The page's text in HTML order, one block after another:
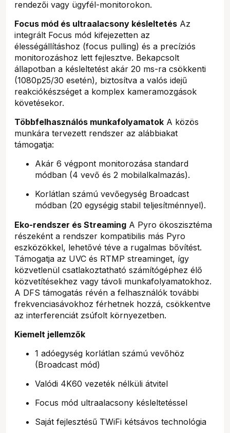
rendezői vagy ügyfél-monitorokon.
Focus mód és ultraalacsony késleltetés Az
integrált Focus mód kifejezetten az
élességállításhoz (focus pulling) és a precíziós
monitorozáshoz lett fejlesztve. Bekapcsolt
állapotban a késleltetést akár 20 ms-ra csökkenti
(1080p25/30 esetén), biztosítva a valós idejű
reakciókészséget a komplex kameramozgások
követésekor.
Többfelhasználós munkafolyamatok A közös
munkára tervezett rendszer az alábbiakat
támogatja:
Akár 6 végpont monitorozása standard
módban (4 vevő és 2 mobilalkalmazás).
Korlátlan számú vevőegység Broadcast
módban (20 egységig stabil teljesítménnyel).
Eko-rendszer és Streaming A Pyro ökoszisztéma
részeként a rendszer kompatibilis más Pyro
eszközökkel, lehetővé téve a rugalmas bővítést.
Támogatja az UVC és RTMP streaminget, így
közvetlenül csatlakoztatható számítógéphez élő
közvetítésekhez vagy távoli munkafolyamatokhoz.
A DFS támogatás révén a felhasználók további
frekvenciasávokhoz férhetnek hozzá, csökkentve
az interferenciát zsúfolt környezetben.
Kiemelt jellemzők
1 adóegység korlátlan számú vevőhöz
(Broadcast mód)
Valódi 4K60 vezeték nélküli átvitel
Focus mód ultraalacsony késleltetéssel
Saját fejlesztésű TWiFi kétsávos technológia